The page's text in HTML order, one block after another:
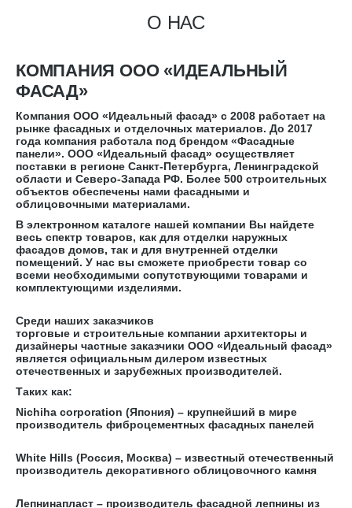
О НАС
КОМПАНИЯ ООО «ИДЕАЛЬНЫЙ
ФАСАД»
Компания ООО «Идеальный фасад» с 2008 работает на
рынке фасадных и отделочных материалов. До 2017
года компания работала под брендом «Фасадные
панели». ООО «Идеальный фасад» осуществляет
поставки в регионе Санкт-Петербурга, Ленинградской
области и Северо-Запада РФ. Более 500 строительных
объектов обеспечены нами фасадными и
облицовочными материалами.
В электронном каталоге нашей компании Вы найдете
весь спектр товаров, как для отделки наружных
фасадов домов, так и для внутренней отделки
помещений. У нас вы сможете приобрести товар со
всеми необходимыми сопутствующими товарами и
комплектующими изделиями.
Среди наших заказчиков
торговые и строительные компании архитекторы и
дизайнеры частные заказчики ООО «Идеальный фасад»
является официальным дилером известных
отечественных и зарубежных производителей.
Таких как:
Nichiha corporation (Япония) – крупнейший в мире
производитель фиброцементных фасадных панелей
White Hills (Россия, Москва) – известный отечественный
производитель декоративного облицовочного камня
Лепнинапласт – производитель фасадной лепнины из